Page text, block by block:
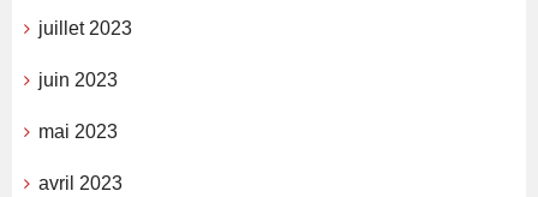
juillet 2023
juin 2023
mai 2023
avril 2023